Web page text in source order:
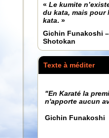
« Le kumite
du kata, mais pour
kata. »
Gichin Funakoshi
Shotokan
Texte à méditer
"En Karaté la
n'apporte aucun
Gichin Funakoshi